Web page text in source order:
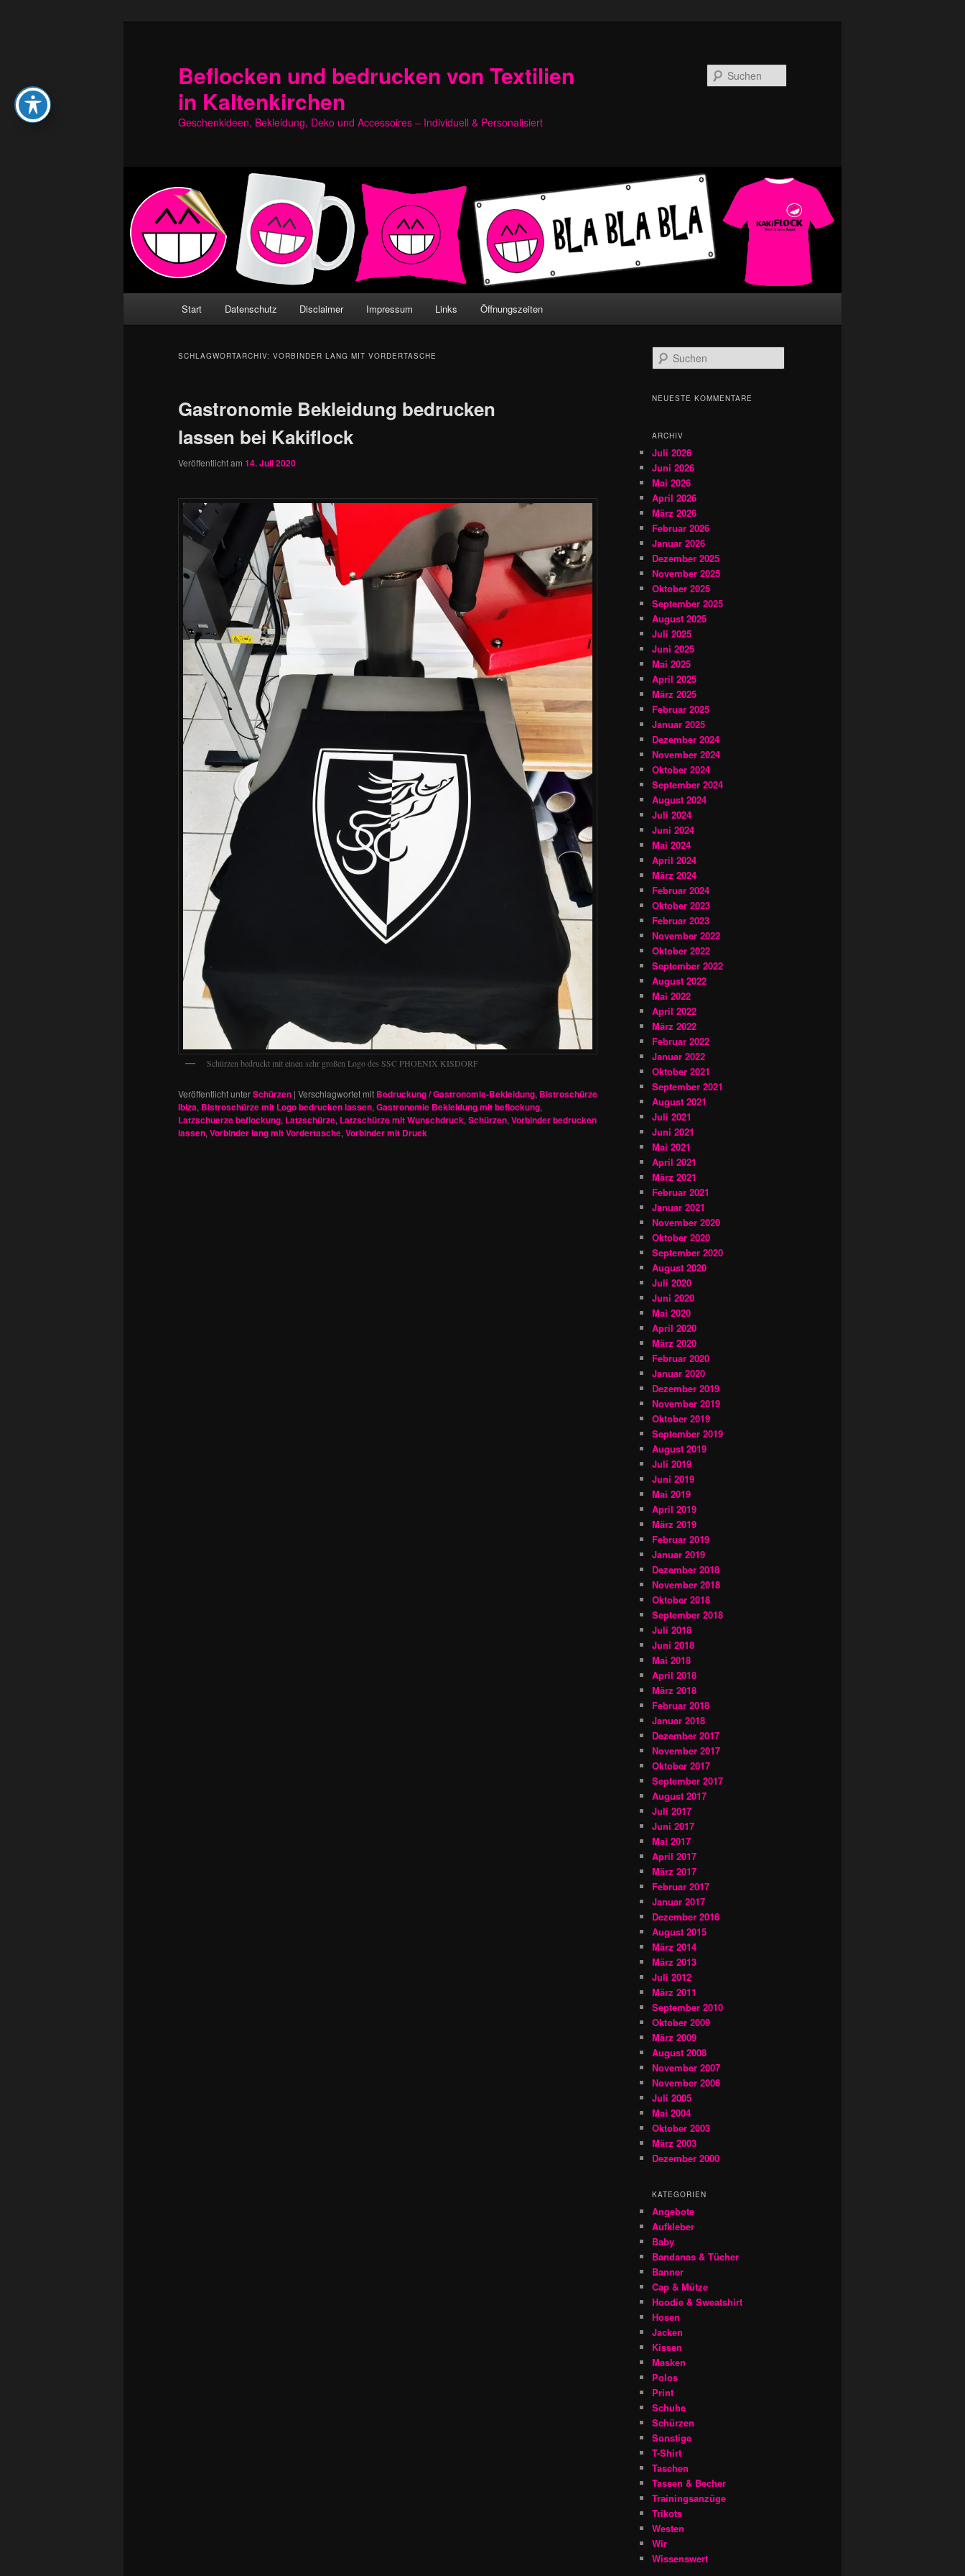
Beflocken und bedrucken von Textilien
in Kaltenkirchen
Geschenkideen, Bekleidung, Deko und Accessoires – Individuell & Personalisiert
Start Datenschutz Disclaimer Impressum Links Öffnungszeiten
SCHLAGWORTARCHIV: VORBINDER LANG MIT VORDERTASCHE
Gastronomie Bekleidung bedrucken
lassen bei Kakiflock
Veröffentlicht am 14. Juli 2020
Schürzen bedruckt mit einen sehr großen Logo des SSC PHOENIX KISDORF
Veröffentlicht unterSchürzen | Verschlagwortet mit Bedruckung / Gastronomie-Bekleidung, Bistroschürze
Ibiza, Bistroschürze mit Logo bedrucken lassen, Gastronomie Bekleidung mit beflockung,
Latzschuerze beflockung, Latzschürze, Latzschürze mit Wunschdruck, Schürzen, Vorbinder bedrucken
lassen, Vorbinder lang mit Vordertasche, Vorbinder mit Druck
u
h
NEUESTE KOMMENTARE
ARCHIV
Juli 2026
Juni 2026
Mai 2026
April 2026
März 2026
Februar 2026
Januar 2026
Dezember 2025
November 2025
Oktober 2025
September 2025
August 2025
Juli 2025
Juni 2025
Mai 2025
April 2025
März 2025
Februar 2025
Januar 2025
Dezember 2024
November 2024
Oktober 2024
September 2024
August 2024
Juli 2024
Juni 2024
Mai 2024
April 2024
März 2024
Februar 2024
Oktober 2023
Februar 2023
November 2022
Oktober 2022
September 2022
August 2022
Mai 2022
April 2022
März 2022
Februar 2022
Januar 2022
Oktober 2021
September 2021
August 2021
Juli 2021
Juni 2021
Mai 2021
April 2021
März 2021
Februar 2021
Januar 2021
November 2020
Oktober 2020
September 2020
August 2020
Juli 2020
Juni 2020
Mai 2020
April 2020
März 2020
Februar 2020
Januar 2020
Dezember 2019
November 2019
Oktober 2019
September 2019
August 2019
Juli 2019
Juni 2019
Mai 2019
April 2019
März 2019
Februar 2019
Januar 2019
Dezember 2018
November 2018
Oktober 2018
September 2018
Juli 2018
Juni 2018
Mai 2018
April 2018
März 2018
Februar 2018
Januar 2018
Dezember 2017
November 2017
Oktober 2017
September 2017
August 2017
Juli 2017
Juni 2017
Mai 2017
April 2017
März 2017
Februar 2017
Januar 2017
Dezember 2016
August 2015
März 2014
März 2013
Juli 2012
März 2011
September 2010
Oktober 2009
März 2009
August 2008
November 2007
November 2006
Juli 2005
Mai 2004
Oktober 2003
März 2003
Dezember 2000
KATEGORIEN
Angebote
Aufkleber
Baby
Bandanas & Tücher
Banner
Cap & Mütze
Hoodie & Sweatshirt
Hosen
Jacken
Kissen
Masken
Polos
Print
Schuhe
Schürzen
Sonstige
T-Shirt
Taschen
Tassen & Becher
Trainingsanzüge
Trikots
Westen
Wir
Wissenswert